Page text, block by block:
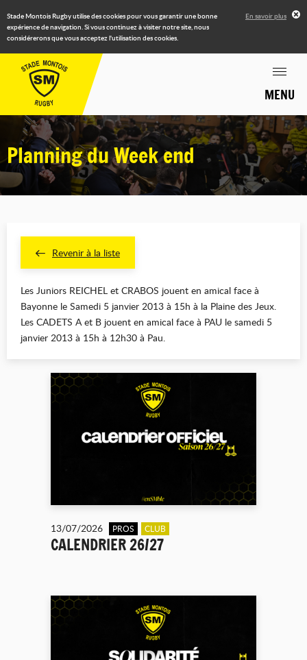
Stade Montois Rugby utilise des cookies pour vous garantir une bonne
expérience de navigation. Si vous continuez à visiter notre site, nous
considérerons que vous acceptez l'utilisation des cookies.
En savoir plus
MENU
Planning du Week end
Revenir à la liste
Les Juniors REICHEL et CRABOS jouent en amical face à
Bayonne le Samedi 5 janvier 2013 à 15h à la Plaine des Jeux.
Les CADETS A et B jouent en amical face à PAU le samedi 5
janvier 2013 à 15h à 12h30 à Pau.
13/07/2026 PROS CLUB
CALENDRIER 26/27